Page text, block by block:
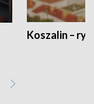
Koszalin –